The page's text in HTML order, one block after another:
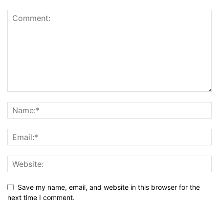
Save my name, email, and website in this browser for the
next time I comment.